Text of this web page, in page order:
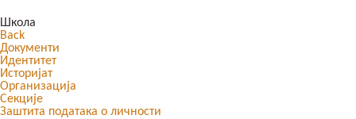
Школа
Back
Документи
Идентитет
Историјат
Организација
Секције
Заштита података о личности